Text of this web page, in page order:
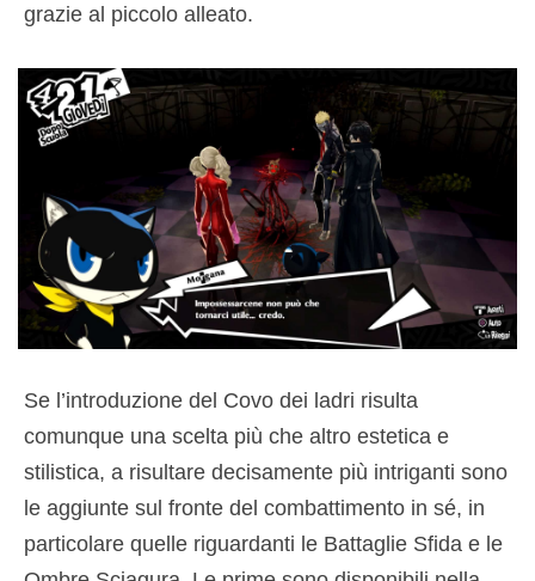
grazie al piccolo alleato.
Se l’introduzione del Covo dei ladri risulta
comunque una scelta più che altro estetica e
stilistica, a risultare decisamente più intriganti sono
le aggiunte sul fronte del combattimento in sé, in
particolare quelle riguardanti le Battaglie Sfida e le